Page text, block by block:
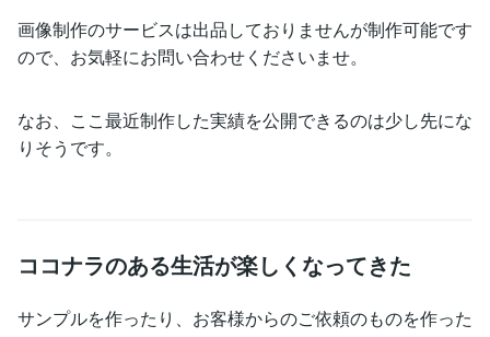
画像制作のサービスは出品しておりませんが制作可能です
ので、お気軽にお問い合わせくださいませ。
なお、ここ最近制作した実績を公開できるのは少し先にな
りそうです。
ココナラのある生活が楽しくなってきた
サンプルを作ったり、お客様からのご依頼のものを作った